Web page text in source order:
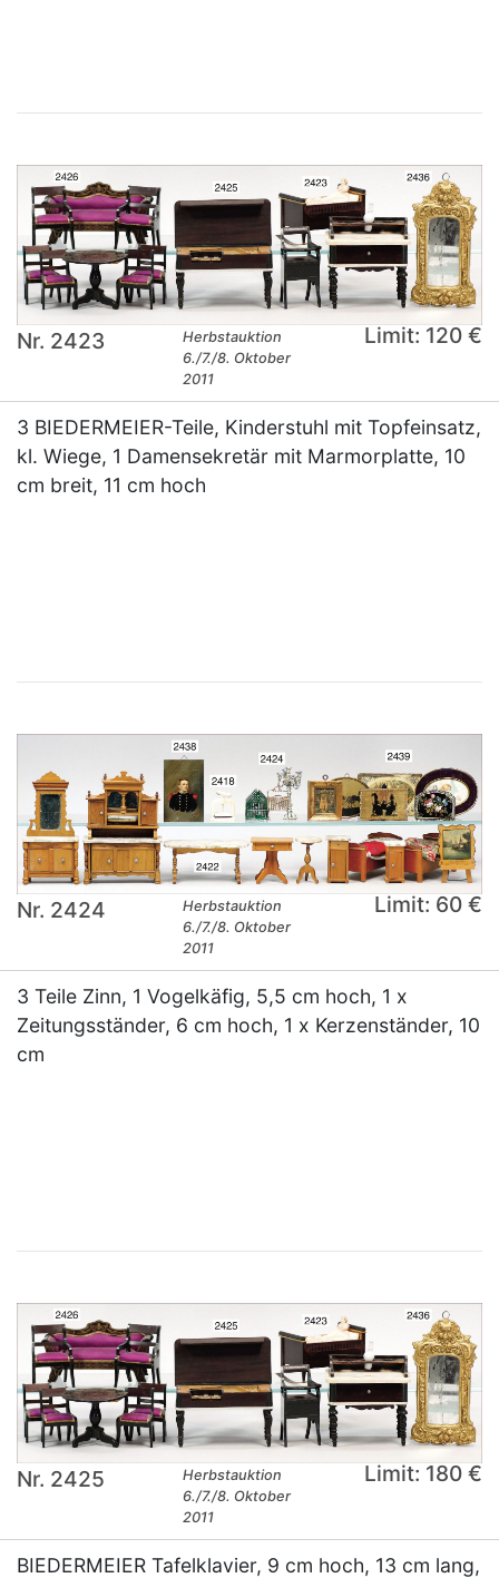
Nr. 2423
Herbstauktion
6./7./8. Oktober
2011
Limit: 120 €
3 BIEDERMEIER-Teile, Kinderstuhl mit Topfeinsatz,
kl. Wiege, 1 Damensekretär mit Marmorplatte, 10
cm breit, 11 cm hoch
Nr. 2424
Herbstauktion
6./7./8. Oktober
2011
Limit: 60 €
3 Teile Zinn, 1 Vogelkäfig, 5,5 cm hoch, 1 x
Zeitungsständer, 6 cm hoch, 1 x Kerzenständer, 10
cm
Nr. 2425
Herbstauktion
6./7./8. Oktober
2011
Limit: 180 €
BIEDERMEIER Tafelklavier, 9 cm hoch, 13 cm lang,